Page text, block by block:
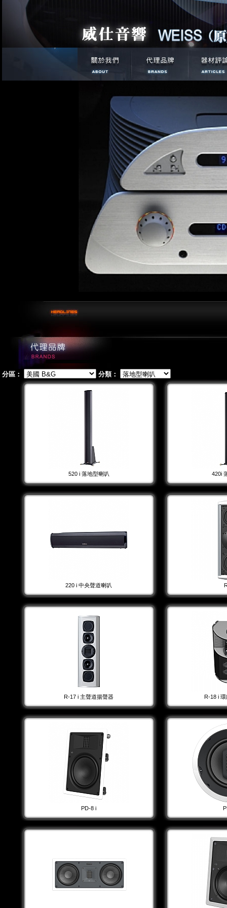
分區： 分類：
520 i 落地型喇叭 420i
220 i 中央聲道喇叭
R-17 i 主聲道揚聲器 R-18 i
PD-8 i